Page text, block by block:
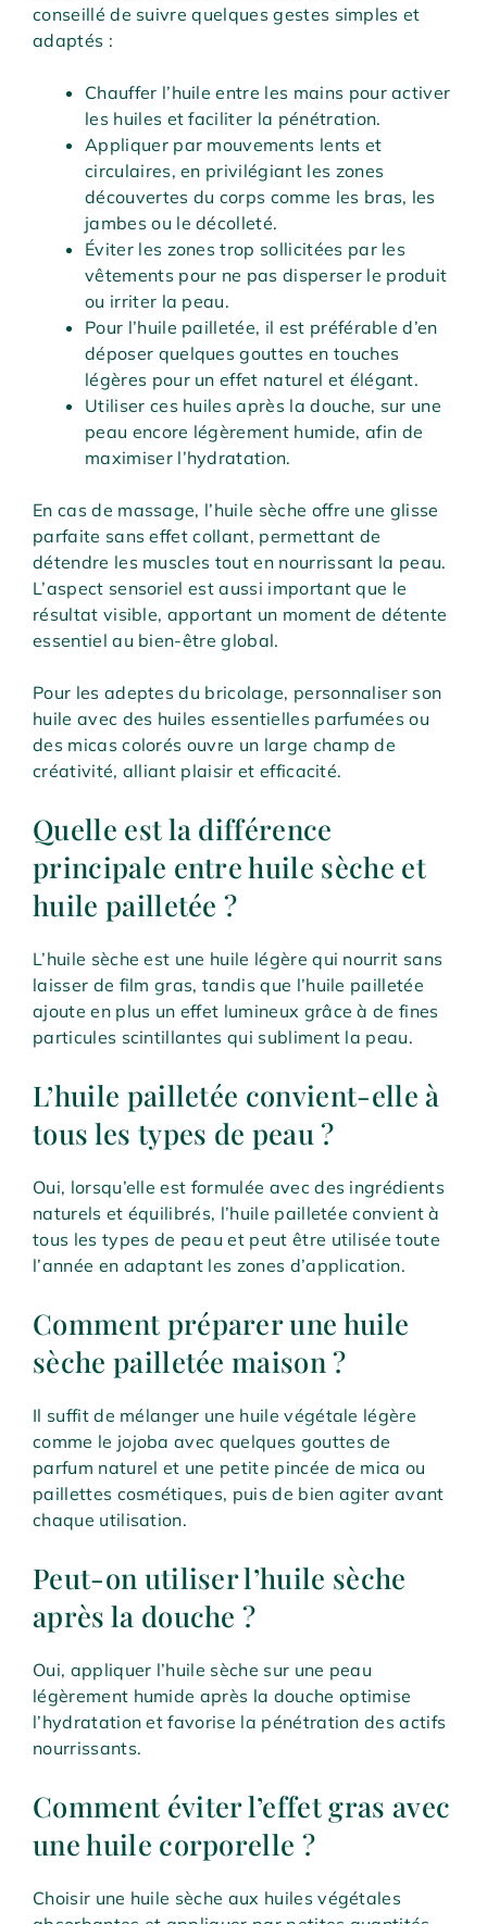
conseillé de suivre quelques gestes simples et
adaptés :
Chauffer l’huile entre les mains pour activer
les huiles et faciliter la pénétration.
Appliquer par mouvements lents et
circulaires, en privilégiant les zones
découvertes du corps comme les bras, les
jambes ou le décolleté.
Éviter les zones trop sollicitées par les
vêtements pour ne pas disperser le produit
ou irriter la peau.
Pour l’huile pailletée, il est préférable d’en
déposer quelques gouttes en touches
légères pour un effet naturel et élégant.
Utiliser ces huiles après la douche, sur une
peau encore légèrement humide, afin de
maximiser l’hydratation.
En cas de massage, l’huile sèche offre une glisse
parfaite sans effet collant, permettant de
détendre les muscles tout en nourrissant la peau.
L’aspect sensoriel est aussi important que le
résultat visible, apportant un moment de détente
essentiel au bien-être global.
Pour les adeptes du bricolage, personnaliser son
huile avec des huiles essentielles parfumées ou
des micas colorés ouvre un large champ de
créativité, alliant plaisir et efficacité.
Quelle est la différence
principale entre huile sèche et
huile pailletée ?
L’huile sèche est une huile légère qui nourrit sans
laisser de film gras, tandis que l’huile pailletée
ajoute en plus un effet lumineux grâce à de fines
particules scintillantes qui subliment la peau.
L’huile pailletée convient-elle à
tous les types de peau ?
Oui, lorsqu’elle est formulée avec des ingrédients
naturels et équilibrés, l’huile pailletée convient à
tous les types de peau et peut être utilisée toute
l’année en adaptant les zones d’application.
Comment préparer une huile
sèche pailletée maison ?
Il suffit de mélanger une huile végétale légère
comme le jojoba avec quelques gouttes de
parfum naturel et une petite pincée de mica ou
paillettes cosmétiques, puis de bien agiter avant
chaque utilisation.
Peut-on utiliser l’huile sèche
après la douche ?
Oui, appliquer l’huile sèche sur une peau
légèrement humide après la douche optimise
l’hydratation et favorise la pénétration des actifs
nourrissants.
Comment éviter l’effet gras avec
une huile corporelle ?
Choisir une huile sèche aux huiles végétales